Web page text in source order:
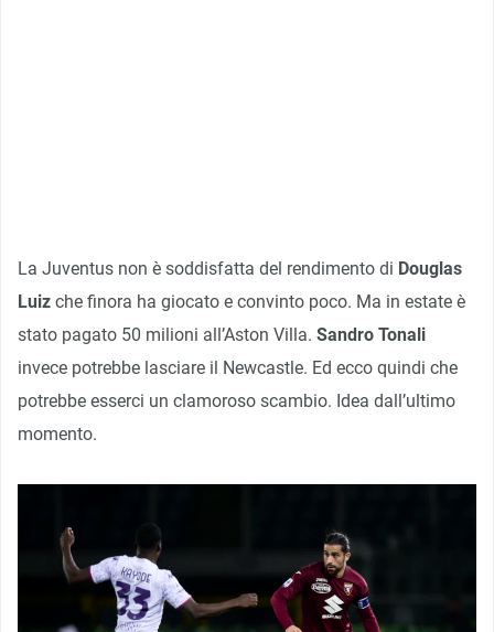
La Juventus non è soddisfatta del rendimento di Douglas
Luiz che finora ha giocato e convinto poco. Ma in estate è
stato pagato 50 milioni all’Aston Villa. Sandro Tonali
invece potrebbe lasciare il Newcastle. Ed ecco quindi che
potrebbe esserci un clamoroso scambio. Idea dall’ultimo
momento.